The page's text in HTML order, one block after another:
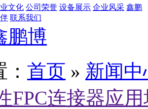
文化 公司荣誉 设备展示 企业风采 鑫鹏
联系我们
鹏博
首页 » 新闻中
FPC连接器应